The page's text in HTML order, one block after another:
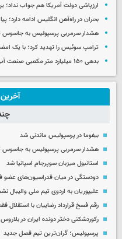
ارزپاشی دولت آمریکا هم جواب نداد؛
بحران در راه‌آهن انگلیس ادامه دارد؛ پیامدهای
هشدار سرمربی پرسپولیس به جاسوس
ترامپ سوئیس را تهدید کرد؛ با یک
بدهی ۱۵۰ میلیارد متر مکعبی صنعت آب به ذخایر زیرزمینی کشور
بیفوما در پرسپولیس ماندنی شد
هشدار سرمربی پرسپولیس به جاسوس
استانبول میزبان سوپرجام اسپانیا شد
دودستگی در میان فدراسیون‌های عضو
علیپوریان به اردوی تیم ملی والیبال
رقم فسخ قرارداد رضاییان با استقلال فقط ۱۰۰میلیون
رکوردشکنی دختر دونده ایران در بلاروس
پرسپولیس؛ گران‌ترین تیم فصل جدید